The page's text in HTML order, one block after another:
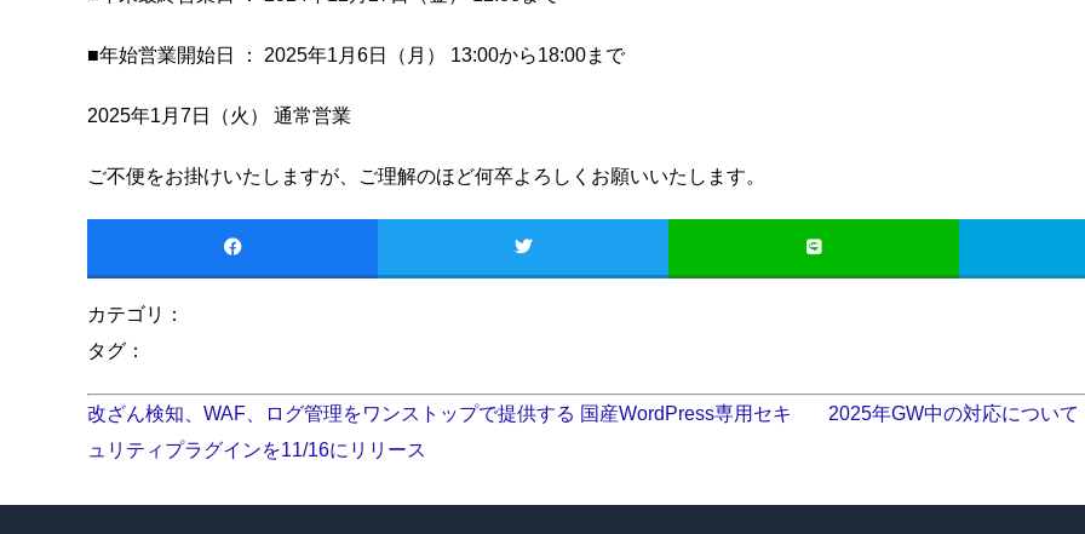
■年始営業開始日 ： 2025年1月6日（月） 13:00から18:00まで
2025年1月7日（火） 通常営業
ご不便をお掛けいたしますが、ご理解のほど何卒よろしくお願いいたします。
カテゴリ：
タグ：
改ざん検知、WAF、ログ管理をワンストップで提供する 国産WordPress専用セキ
ュリティプラグインを11/16にリリース
2025年GW中の対応について